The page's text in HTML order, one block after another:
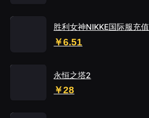
胜利女神NIKKE国际服充值
￥6.51
永恒之塔2
￥28